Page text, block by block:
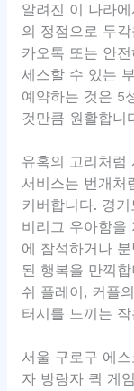
알려진 이 나라
의 정점으로 두
카오톡 또는 안
세스할 수 있는
예약하는 것은 5
것만큼 원활합니
유혹의 고리처럼
서비스는 번개처
커버합니다. 경
비리그 우아함을
에 참석하거나
된 행복을 만끽
쉬 플레이, 커플
터시를 느끼는
서울 구로구 에
자 방랑자 퀵 게